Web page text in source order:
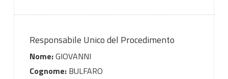
Responsabile Unico del Procedimento
Nome:GIOVANNI
Cognome:BULFARO